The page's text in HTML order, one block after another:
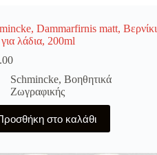
Dammarfirnis matt, Βερνίκι
λάδια, 200ml
Schmincke, Βοηθητικά
Ζωγραφικής
στο καλάθι